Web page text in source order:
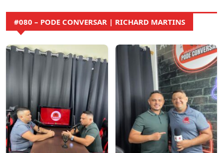
#080 – PODE CONVERSAR | RICHARD MARTINS